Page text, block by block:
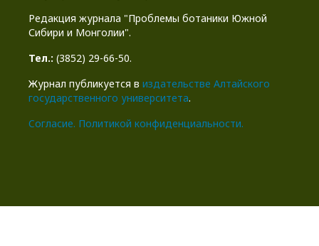
Редакция журнала "Проблемы ботаники Южной
Сибири и Монголии".
Тел.: (3852) 29-66-50.
Журнал публикуется в издательстве Алтайского
государственного университета.
Cогласие. Политикой конфиденциальности.